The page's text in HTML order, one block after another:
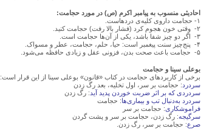
احادیثی منسوب به پیامبر اکرم (ص) در مورد حجامت:
۱- حجامت داروی کلیه‌ی دردهاست.
۲- وقتی خون هجوم کرد (فشار بالا رفت) حجامت کنید.
۳- اگر دو چیز شفا باشد، یکی از آن‌ها حجامت است.
۴- پنج‌چیز سنت پیغمبر است: حیا، حلم، حجامت، عطر و مسواک.
۵- حجامت باعث صحت بدن، فزونی عقل و زیادی حافظه می‌شود.
بوعلی‌ سینا و حجامت
برخی از کاربرد‌های حجامت در کتاب «قانون» بوعلی‌ سینا از این قرار است:
سردرد : حجامت بر سر، اول تخلیه، بعد رگ زدن
سردردی که بر اثر ضربت خوردن پدید آید : رگ زدن
سردرد به‌دنبال تب و بیماری‌ها: حجامت
فراموشکاری: حجامت بر سر
سرگیجه: رگ زدن، حجامت بر سر و پشت گردن
صرع: حجامت بر سر، رگ زدن.